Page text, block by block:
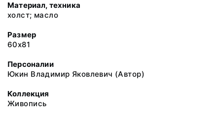
Материал, техника
холст; масло
Размер
60x81
Персоналии
Юкин Владимир Яковлевич (Автор)
Коллекция
Живопись